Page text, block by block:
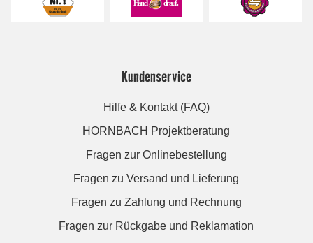
Kundenservice
Hilfe & Kontakt (FAQ)
HORNBACH Projektberatung
Fragen zur Onlinebestellung
Fragen zu Versand und Lieferung
Fragen zu Zahlung und Rechnung
Fragen zur Rückgabe und Reklamation